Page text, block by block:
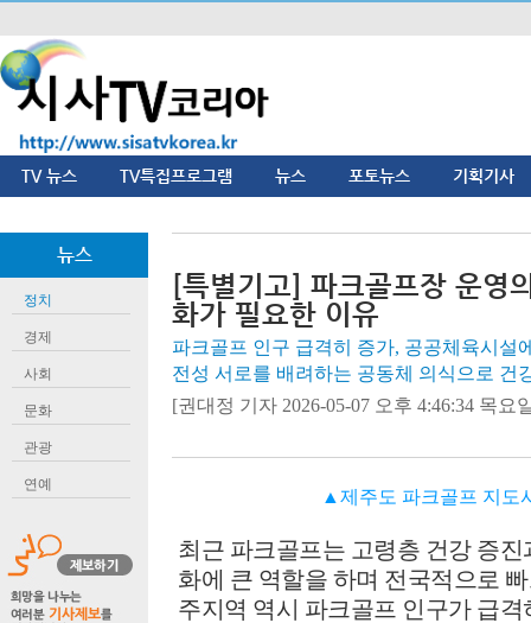
TV 뉴스 TV특집프로그램 뉴스 포토뉴스 기획기사
뉴스
정치
경제
사회
문화
관광
연예
[특별기고] 파크골프장 운영
화가 필요한 이유
파크골프 인구 급격히 증가, 공공체육시설
전성 서로를 배려하는 공동체 의식으로 건
[권대정 기자 2026-05-07 오후 4:46:34 목요
▲제주도 파크골프 지도
최근 파크골프는 고령층 건강 증
화에 큰 역할을 하며 전국적으로
주지역 역시 파크골프 인구가 급